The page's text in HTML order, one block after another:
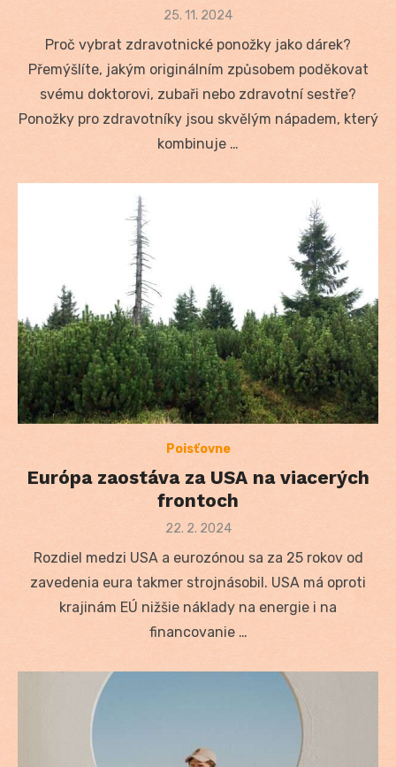
Posted
25. 11. 2024
Proč vybrat zdravotnické ponožky jako dárek?
Přemýšlíte, jakým originálním způsobem poděkovat
svému doktorovi, zubaři nebo zdravotní sestře?
Ponožky pro zdravotníky jsou skvělým nápadem, který
kombinuje …
Poisťovne
Európa zaostáva za USA na viacerých
frontoch
Posted
22. 2. 2024
Rozdiel medzi USA a eurozónou sa za 25 rokov od
zavedenia eura takmer strojnásobil. USA má oproti
krajinám EÚ nižšie náklady na energie i na
financovanie …